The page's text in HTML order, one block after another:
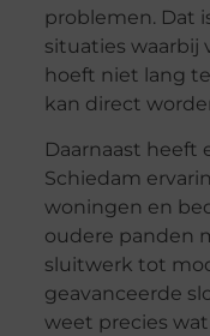
problemen. Dat
situaties waarbij
hoeft niet lang
kan direct
Daarnaast heeft
Schiedam
woningen en
oudere panden
sluitwerk tot
geavanceerde
weet precies